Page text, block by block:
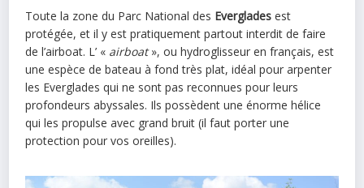
Toute la zone du Parc National des Everglades est
protégée, et il y est pratiquement partout interdit de faire
de l’airboat. L’ « airboat», ou hydroglisseur en français, est
une espèce de bateau à fond très plat, idéal pour arpenter
les Everglades qui ne sont pas reconnues pour leurs
profondeurs abyssales. Ils possèdent une énorme hélice
qui les propulse avec grand bruit (il faut porter une
protection pour vos oreilles).